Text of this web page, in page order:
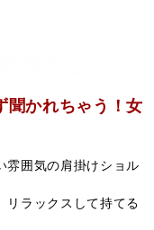
聞かれちゃう！女
雰囲気の肩掛けショル
リラックスして持てる